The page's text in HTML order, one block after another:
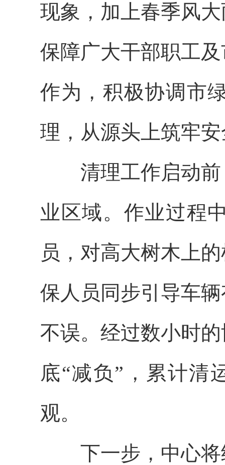
现象，加上春季风
保障广大干部职工
作为，积极协调市
理，从源头上筑牢
清理工作启动前
业区域。作业过程
员，对高大树木上
保人员同步引导车
不误。经过数小时
底“减负”，累计清
观。
下一步，中心将